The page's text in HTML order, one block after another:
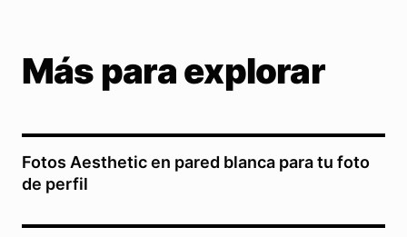
Más para explorar
Fotos Aesthetic en pared blanca para tu foto
de perfil